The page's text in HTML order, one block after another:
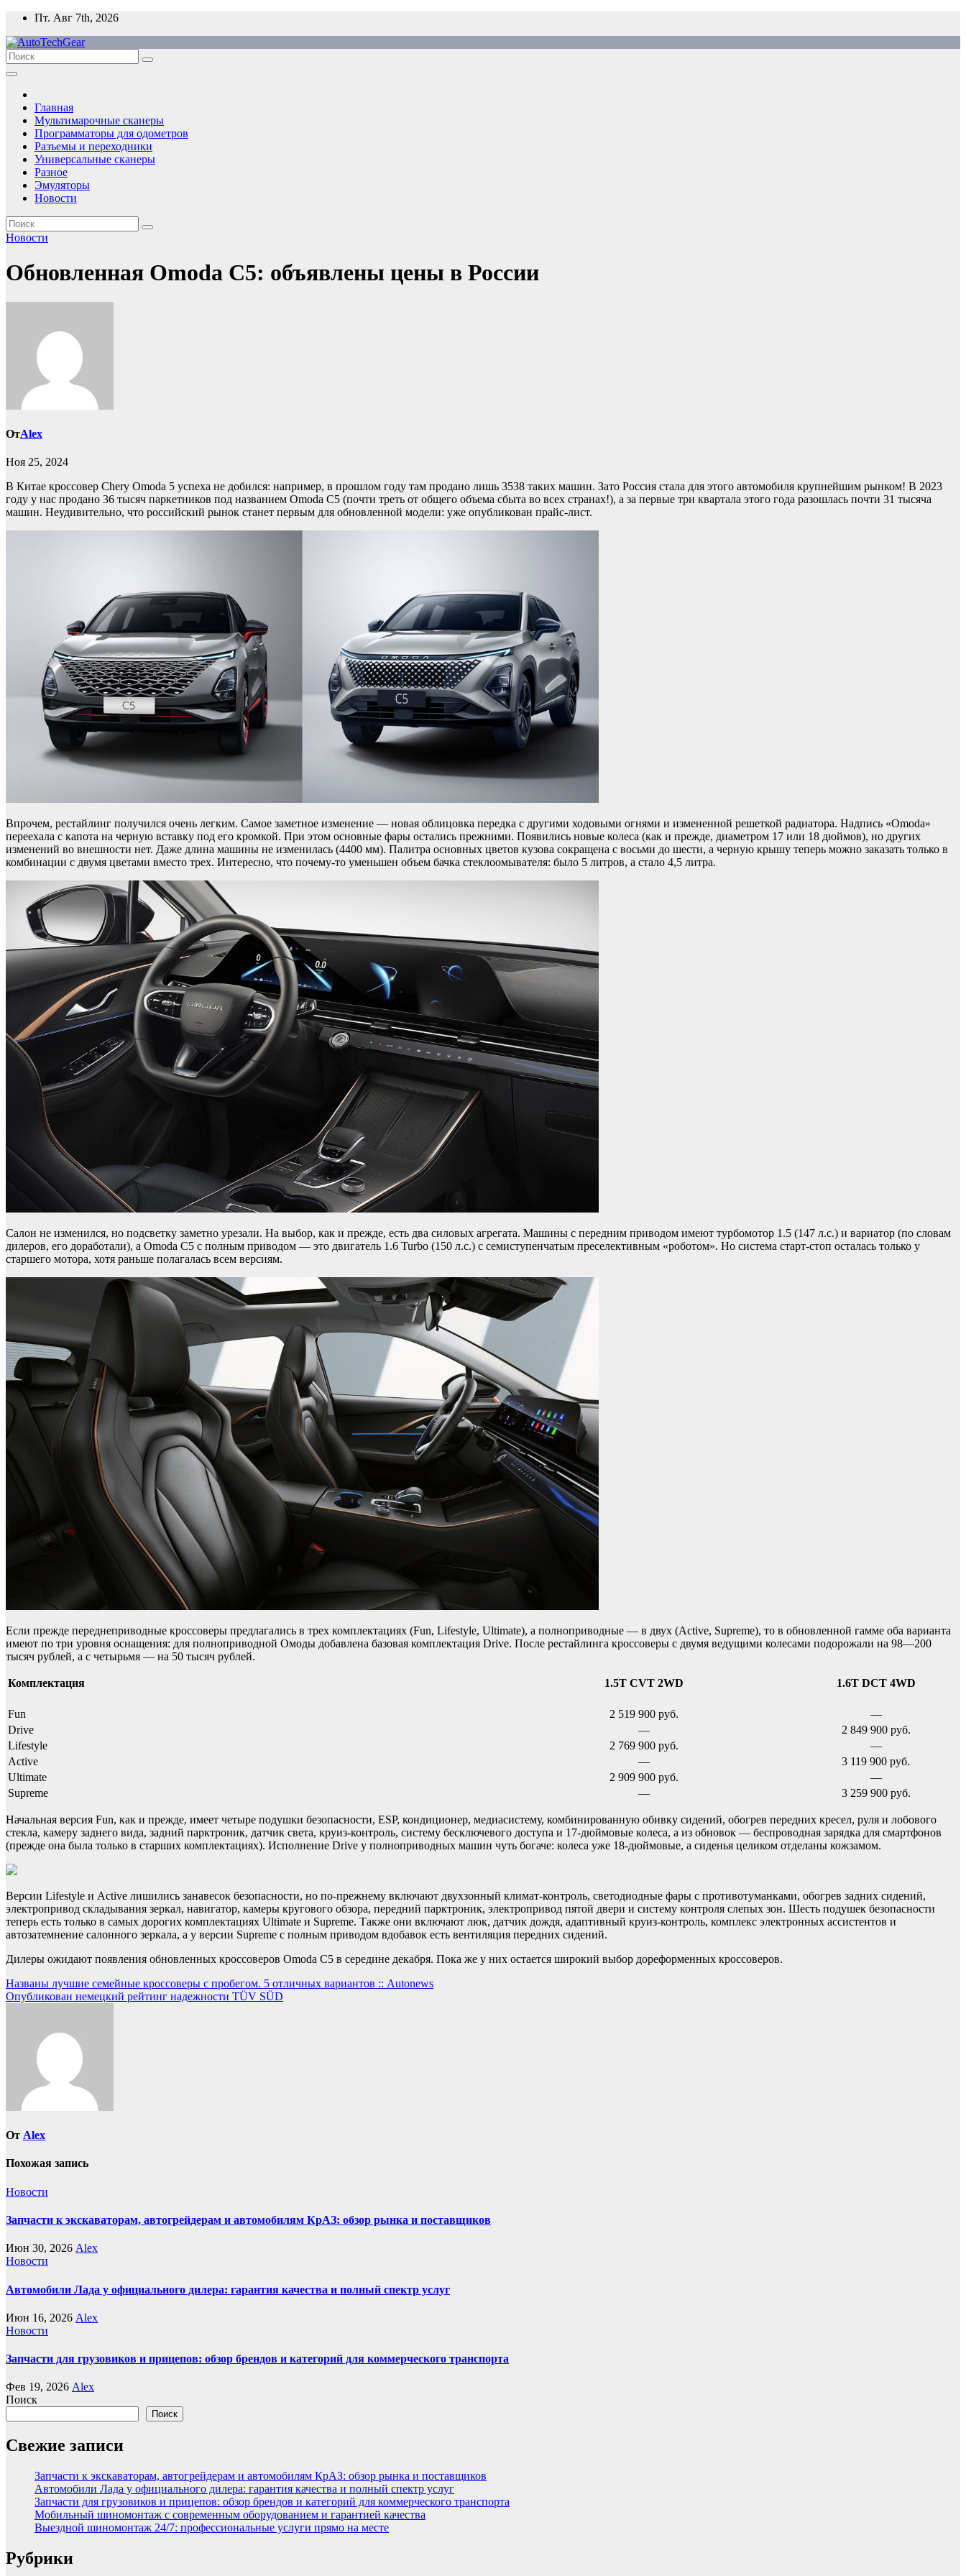
Перейти
содержимому
Пт. Авг 7th, 2026
Главная
Мультимарочные сканеры
Программаторы для одометров
Разъемы и переходники
Универсальные сканеры
Разное
Эмуляторы
Новости
Новости
Обновленная Omoda C5: объявлены цены в России
ОтAlex
Ноя 25, 2024
В Китае кроссовер Chery Omoda 5 успеха не добился: например, в прошлом году там продано лишь 3538 таких машин. Зато Россия стала для этого автомобиля крупнейшим рынком! В 2023
году у нас продано 36 тысяч паркетников под названием Omoda C5 (почти треть от общего объема сбыта во всех странах!), а за первые три квартала этого года разошлась почти 31 тысяча
машин. Неудивительно, что российский рынок станет первым для обновленной модели: уже опубликован прайс-лист.
Впрочем, рестайлинг получился очень легким. Самое заметное изменение — новая облицовка передка с другими ходовыми огнями и измененной решеткой радиатора. Надпись «Omoda»
переехала с капота на черную вставку под его кромкой. При этом основные фары остались прежними. Появились новые колеса (как и прежде, диаметром 17 или 18 дюймов), но других
изменений во внешности нет. Даже длина машины не изменилась (4400 мм). Палитра основных цветов кузова сокращена с восьми до шести, а черную крышу теперь можно заказать только в
комбинации с двумя цветами вместо трех. Интересно, что почему-то уменьшен объем бачка стеклоомывателя: было 5 литров, а стало 4,5 литра.
Салон не изменился, но подсветку заметно урезали. На выбор, как и прежде, есть два силовых агрегата. Машины с передним приводом имеют турбомотор 1.5 (147 л.с.) и вариатор (по словам
дилеров, его доработали), а Omoda C5 с полным приводом — это двигатель 1.6 Turbo (150 л.с.) с семиступенчатым преселективным «роботом». Но система старт-стоп осталась только у
старшего мотора, хотя раньше полагалась всем версиям.
Если прежде переднеприводные кроссоверы предлагались в трех комплектациях (Fun, Lifestyle, Ultimate), а полноприводные — в двух (Active, Supreme), то в обновленной гамме оба варианта
имеют по три уровня оснащения: для полноприводной Омоды добавлена базовая комплектация Drive. После рестайлинга кроссоверы с двумя ведущими колесами подорожали на 98—200
тысяч рублей, а с четырьмя — на 50 тысяч рублей.
Комплектация 1.5T CVT 2WD 1.6T DCT 4WD
Fun 2 519 900 руб.
—
Drive
—
2 849 900 руб.
Lifestyle
2 769 900 руб.
—
Active
—
3 119 900 руб.
Ultimate
2 909 900 руб.
—
Supreme
— 3 259 900 руб.
Начальная версия Fun, как и прежде, имеет четыре подушки безопасности, ESP, кондиционер, медиасистему, комбинированную обивку сидений, обогрев передних кресел, руля и лобового
стекла, камеру заднего вида, задний парктроник, датчик света, круиз-контроль, систему бесключевого доступа и 17-дюймовые колеса, а из обновок — беспроводная зарядка для смартфонов
(прежде она была только в старших комплектациях). Исполнение Drive у полноприводных машин чуть богаче: колеса уже 18-дюймовые, а сиденья целиком отделаны кожзамом.
Версии Lifestyle и Active лишились занавесок безопасности, но по-прежнему включают двухзонный климат-контроль, светодиодные фары с противотуманками, обогрев задних сидений,
электропривод складывания зеркал, навигатор, камеры кругового обзора, передний парктроник, электропривод пятой двери и систему контроля слепых зон. Шесть подушек безопасности
теперь есть только в самых дорогих комплектациях Ultimate и Supreme. Также они включают люк, датчик дождя, адаптивный круиз-контроль, комплекс электронных ассистентов и
автозатемнение салонного зеркала, а у версии Supreme с полным приводом вдобавок есть вентиляция передних сидений.
Дилеры ожидают появления обновленных кроссоверов Omoda C5 в середине декабря. Пока же у них остается широкий выбор дореформенных кроссоверов.
Навигация
по
Названы лучшие семейные кроссоверы с пробегом. 5 отличных вариантов :: Autonews
Опубликован немецкий рейтинг надежности TÜV SÜD
От Alex
Похожая запись
Новости
Запчасти к экскаваторам, автогрейдерам и автомобилям КрАЗ: обзор рынка и поставщиков
Июн 30, 2026 Alex
Новости
Автомобили Лада у официального дилера: гарантия качества и полный спектр услуг
Июн 16, 2026 Alex
Новости
Запчасти для грузовиков и прицепов: обзор брендов и категорий для коммерческого транспорта
Фев 19, 2026 Alex
Поиск
Поиск
Свежие записи
Запчасти к экскаваторам, автогрейдерам и автомобилям КрАЗ: обзор рынка и поставщиков
Автомобили Лада у официального дилера: гарантия качества и полный спектр услуг
Запчасти для грузовиков и прицепов: обзор брендов и категорий для коммерческого транспорта
Мобильный шиномонтаж с современным оборудованием и гарантией качества
Выездной шиномонтаж 24/7: профессиональные услуги прямо на месте
Рубрики